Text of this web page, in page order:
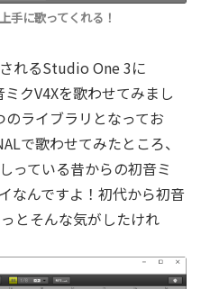
手に歌ってくれる！
れるStudio One 3に
クV4Xを歌わせてみまし
ライブラリとなってお
で歌わせてみたところ、
っている昔からの初音ミ
なんですよ！初代から初音
とそんな気がしたけれ